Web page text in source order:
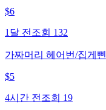
$6
1달 전 조회 132
가짜머리 헤어번/집게삔
$5
4시간 전 조회 19